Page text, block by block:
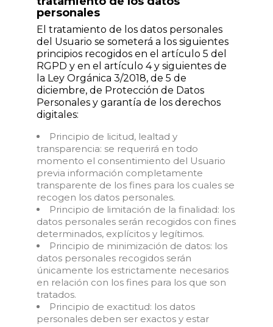
personales
El tratamiento de los datos personales
del Usuario se someterá a los siguientes
principios recogidos en el artículo 5 del
RGPD y en el artículo 4 y siguientes de
la Ley Orgánica 3/2018, de 5 de
diciembre, de Protección de Datos
Personales y garantía de los derechos
digitales:
Principio de licitud, lealtad y
transparencia: se requerirá en todo
momento el consentimiento del Usuario
previa información completamente
transparente de los fines para los cuales se
recogen los datos personales.
Principio de limitación de la finalidad: los
datos personales serán recogidos con fines
determinados, explícitos y legítimos.
Principio de minimización de datos: los
datos personales recogidos serán
únicamente los estrictamente necesarios
en relación con los fines para los que son
tratados.
Principio de exactitud: los datos
personales deben ser exactos y estar